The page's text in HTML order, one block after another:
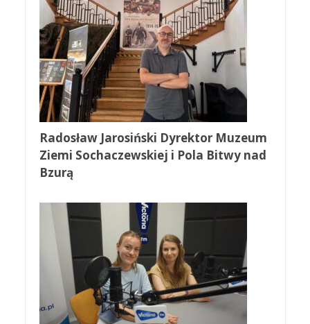
Radosław Jarosiński Dyrektor Muzeum
Ziemi Sochaczewskiej i Pola Bitwy nad
Bzurą